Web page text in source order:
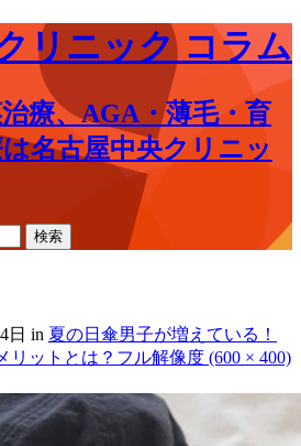
リニック コラム
療、AGA・薄毛・育
名古屋中央クリニッ
日 in 夏の日傘男子が増えている！
リットとは？ フル解像度 (600 × 400)